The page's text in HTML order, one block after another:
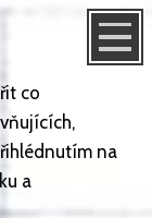
co
na
a